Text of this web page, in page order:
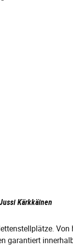
Kärkkäinen
garantiert